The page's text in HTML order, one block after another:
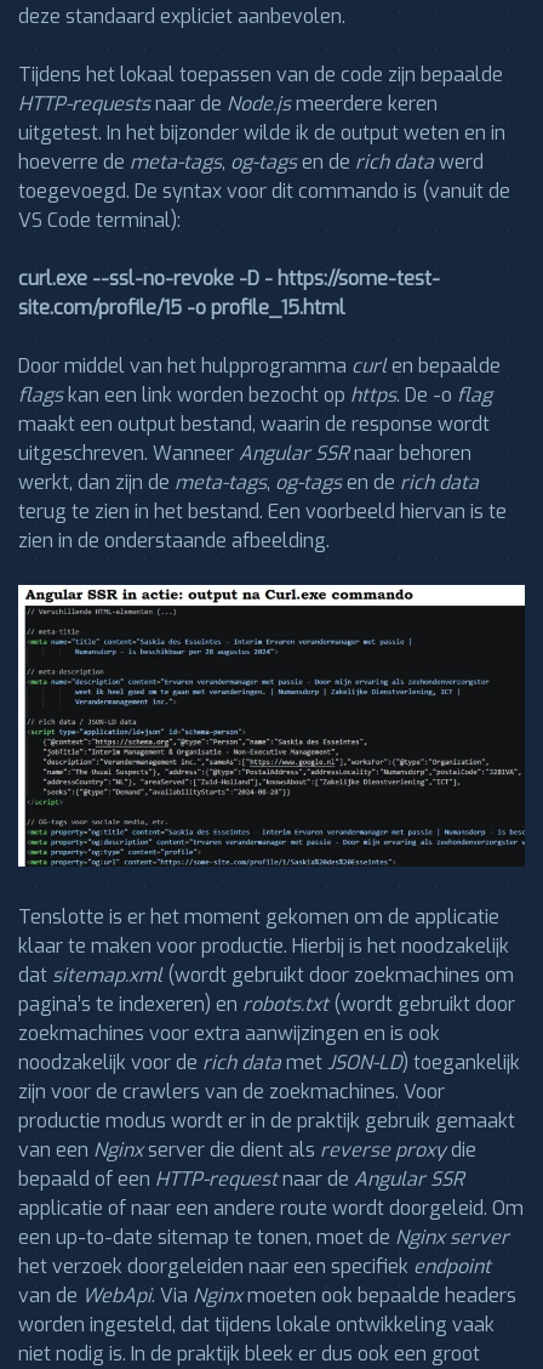
deze standaard expliciet aanbevolen.
Tijdens het lokaal toepassen van de code zijn bepaalde
HTTP-requestsnaar de Node.jsmeerdere keren
uitgetest. In het bijzonder wilde ik de output weten en in
hoeverre de meta-tags, og-tagsen de rich datawerd
toegevoegd. De syntax voor dit commando is (vanuit de
VS Code terminal):
curl.exe --ssl-no-revoke -D - https://some-test-
site.com/profile/15 -o profile_15.html
Door middel van het hulpprogramma curlen bepaalde
flagskan een link worden bezocht op https. De -o flag
maakt een output bestand, waarin de response wordt
uitgeschreven. WanneerAngular SSRnaar behoren
werkt, dan zijn de meta-tags, og-tagsen derich data
terug te zien in het bestand. Een voorbeeld hiervan is te
zien in de onderstaande afbeelding.
Tenslotte is er het moment gekomen om de applicatie
klaar te maken voor productie. Hierbij is het noodzakelijk
dat sitemap.xml(wordt gebruikt door zoekmachines om
pagina’s te indexeren) en robots.txt(wordt gebruikt door
zoekmachines voor extra aanwijzingen en is ook
noodzakelijk voor de rich datametJSON-LD) toegankelijk
zijn voor de crawlers van de zoekmachines. Voor
productie modus wordt er in de praktijk gebruik gemaakt
van een Nginxserver die dient als reverse proxydie
bepaald of een HTTP-requestnaar de Angular SSR
applicatie of naar een andere route wordt doorgeleid. Om
een up-to-date sitemap te tonen, moet de Nginx server
het verzoek doorgeleiden naar een specifiek endpoint
van de WebApi. Via Nginxmoeten ook bepaalde headers
worden ingesteld, dat tijdens lokale ontwikkeling vaak
niet nodig is. In de praktijk bleek er dus ook een groot